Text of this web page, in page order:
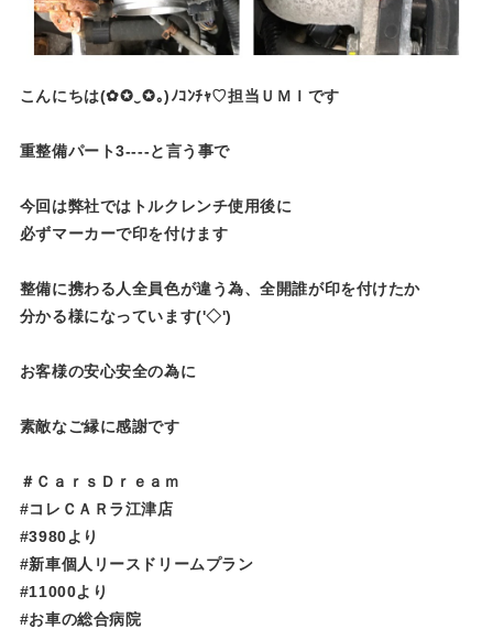
こんにちは(✿✪‿✪｡)ﾉｺﾝﾁｬ♡担当ＵＭＩです
重整備パート3----と言う事で
今回は弊社ではトルクレンチ使用後に
必ずマーカーで印を付けます
整備に携わる人全員色が違う為、全開誰が印を付けたか
分かる様になっています('◇')ゞ
お客様の安心安全の為に
素敵なご縁に感謝です
＃ＣａｒｓＤｒｅａｍ
#コレＣＡＲラ江津店
#3980より
#新車個人リースドリームプラン
#11000より
#お車の総合病院